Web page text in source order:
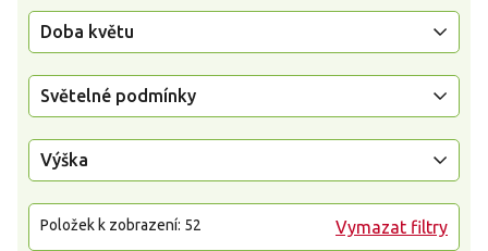
Doba květu
Světelné podmínky
Výška
Vymazat filtry
Položek k zobrazení: 52